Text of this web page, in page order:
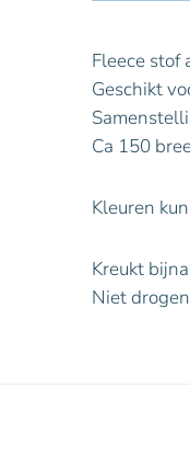
Fleece stof
Geschikt
Ca 150
Kleuren
Kreukt
Niet